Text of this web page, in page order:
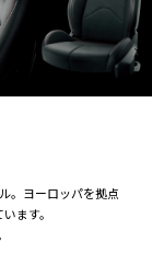
。ヨーロッパを拠点
ます。